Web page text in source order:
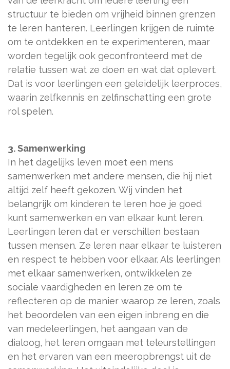
structuur te bieden om vrijheid binnen grenzen
te leren hanteren. Leerlingen krijgen de ruimte
om te ontdekken en te experimenteren, maar
worden tegelijk ook geconfronteerd met de
relatie tussen wat ze doen en wat dat oplevert.
Dat is voor leerlingen een geleidelijk leerproces,
waarin zelfkennis en zelfinschatting een grote
rol spelen.
3. Samenwerking
In het dagelijks leven moet een mens
samenwerken met andere mensen, die hij niet
altijd zelf heeft gekozen. Wij vinden het
belangrijk om kinderen te leren hoe je goed
kunt samenwerken en van elkaar kunt leren.
Leerlingen leren dat er verschillen bestaan
tussen mensen. Ze leren naar elkaar te luisteren
en respect te hebben voor elkaar. Als leerlingen
met elkaar samenwerken, ontwikkelen ze
sociale vaardigheden en leren ze om te
reflecteren op de manier waarop ze leren, zoals
het beoordelen van een eigen inbreng en die
van medeleerlingen, het aangaan van de
dialoog, het leren omgaan met teleurstellingen
en het ervaren van een meeropbrengst uit de